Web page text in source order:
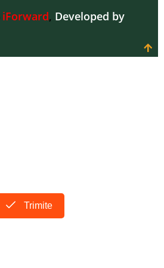
iForward, Developed by
Trimite